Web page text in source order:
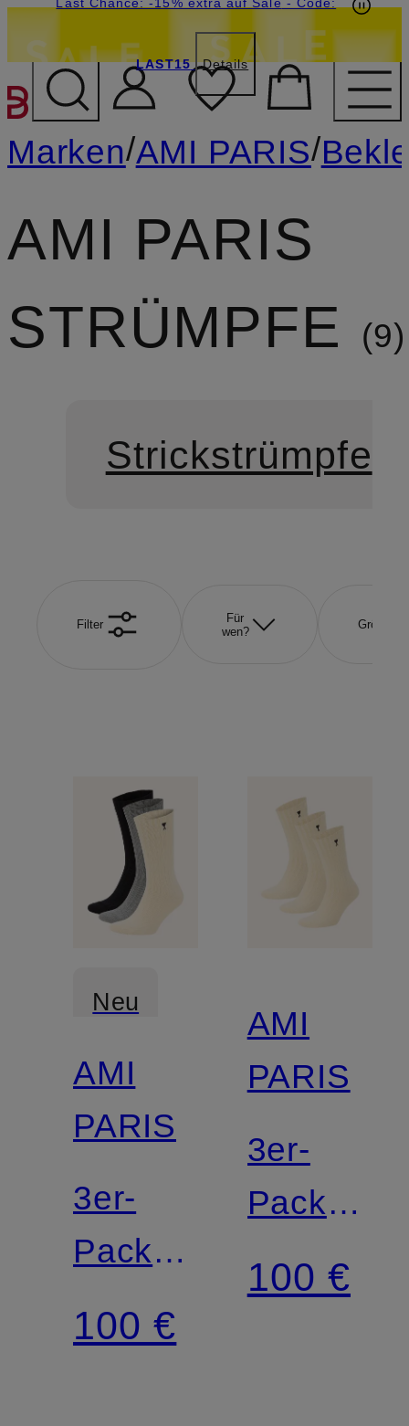
ZUM HAUPTINHALT
LAST15 Details
Marken/AMI PARIS/
AMI PARIS
STRÜMPFE
9
Strickstrümpfe
Filter
Für
wen?
Größe
Neu
AMI
PARIS
3er-
Pack
Socken
100 €
AMI
PARIS
3er-
Pack
Socken
100 €